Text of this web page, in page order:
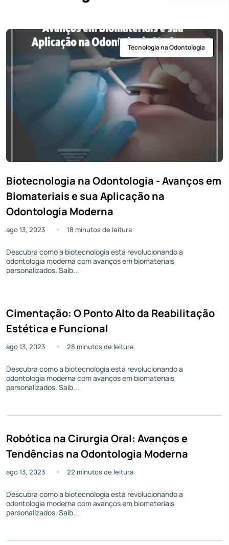
Tecnologia na Odontologia
Biotecnologia na Odontologia - Avanços em
Biomateriais e sua Aplicação na
Odontologia Moderna
ago 13, 2023 18 minutos de leitura
Descubra como a biotecnologia está revolucionando a
odontologia moderna com avanços em biomateriais
personalizados. Saib...
Cimentação: O Ponto Alto da Reabilitação
Estética e Funcional
ago 13, 2023 28 minutos de leitura
Descubra como a biotecnologia está revolucionando a
odontologia moderna com avanços em biomateriais
personalizados. Saib...
Robótica na Cirurgia Oral: Avanços e
Tendências na Odontologia Moderna
ago 13, 2023 22 minutos de leitura
Descubra como a biotecnologia está revolucionando a
odontologia moderna com avanços em biomateriais
personalizados. Saib...